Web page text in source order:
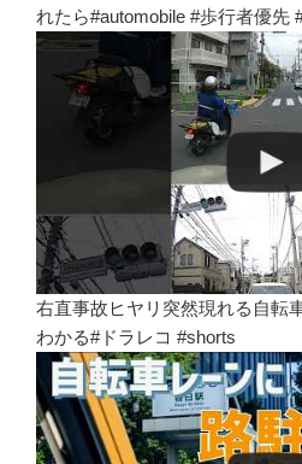
れたら#automobile #歩行者優先
右直事故ヒヤリ突然現れる自転
わかる#ドラレコ #shorts